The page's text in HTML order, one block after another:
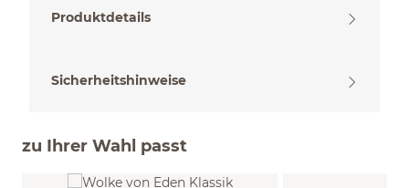
Produktdetails
Sicherheitshinweise
zu Ihrer Wahl passt